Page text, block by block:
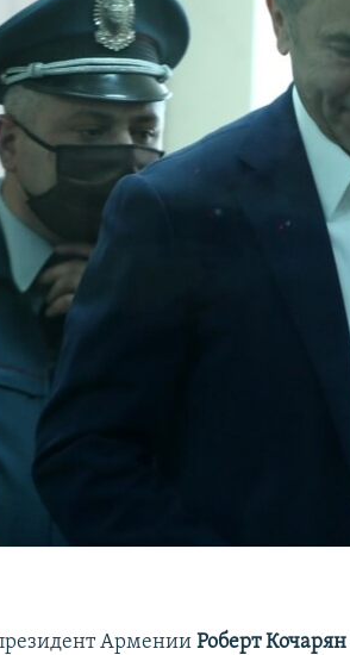
АрменииРоберт Кочарян